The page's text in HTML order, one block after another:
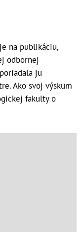
na publikáciu,
odbornej
ju
Ako svoj výskum
fakulty o